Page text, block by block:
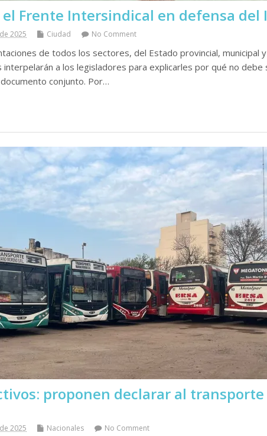
Frente Intersindical en defensa del
2025 Ciudad No Comment
de todos los sectores, del Estado provincial, municipal
interpelarán a los legisladores para explicarles por qué no
conjunto. Por…
proponen declarar al
2025 Nacionales No Comment